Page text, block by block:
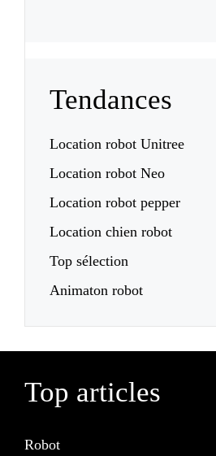
Tendances
Location robot Unitree
Location robot Neo
Location robot pepper
Location chien robot
Top sélection
Animaton robot
Top articles
Robot